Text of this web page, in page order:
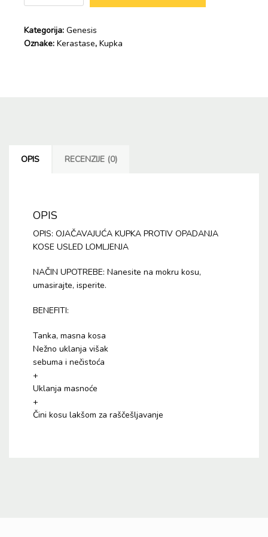
za
kosu
količina
Kategorija: Genesis
Oznake: Kerastase, Kupka
OPIS RECENZIJE (0)
OPIS
OPIS: OJAČAVAJUĆA KUPKA PROTIV OPADANJA
KOSE USLED LOMLJENJA
NAČIN UPOTREBE: Nanesite na mokru kosu,
umasirajte, isperite.
BENEFITI:
Tanka, masna kosa
Nežno uklanja višak
sebuma i nečistoća
+
Uklanja masnoće
+
Čini kosu lakšom za raščešljavanje